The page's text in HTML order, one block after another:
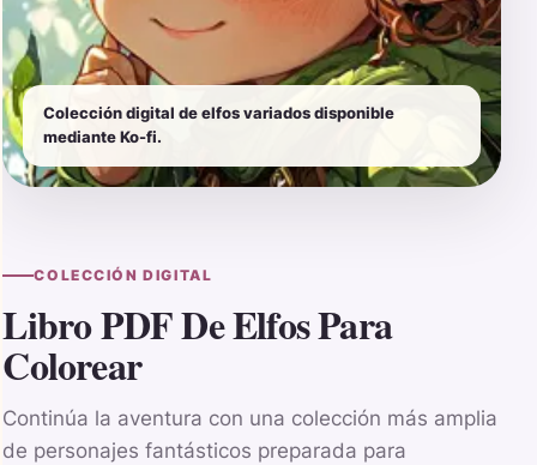
Colección digital de elfos variados disponible
mediante Ko-fi.
COLECCIÓN DIGITAL
Libro PDF De Elfos Para
Colorear
Continúa la aventura con una colección más amplia
de personajes fantásticos preparada para